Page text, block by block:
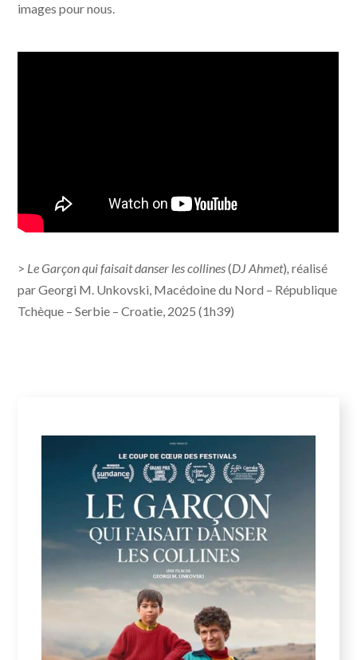
images pour nous.
> Le Garçon qui faisait danser les collines(DJ Ahmet) ,réalisé
par Georgi M. Unkovski, Macédoine du Nord – République
Tchèque – Serbie – Croatie, 2025 (1h39)